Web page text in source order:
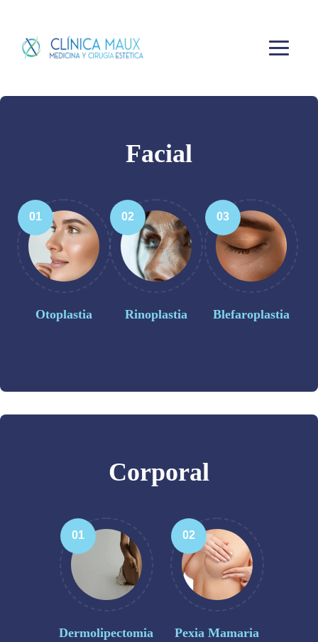
Facial
01
Otoplastia
02
Rinoplastia
03
Blefaroplastia
Corporal
01
Dermolipectomia
02
Pexia Mamaria